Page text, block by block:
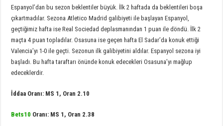
Espanyol’dan bu sezon beklentiler büyük. İlk 2 haftada da beklentileri boşa
çıkartmadılar. Sezona Atletico Madrid galibiyeti ile başlayan Espanyol,
geçtiğimiz hafta ise Real Sociedad deplasmanından 1 puan ile döndü. İlk 2
maçta 4 puan topladılar. Osasuna ise geçen hafta El Sadar’da konuk ettiği
Valencia’yı 1-0 ile geçti. Sezonun ilk galibiyetini aldılar. Espanyol sezona iyi
başladı. Bu hafta taraftarı önünde konuk edecekleri Osasuna’yı mağlup
edeceklerdir.
İddaa Oranı: MS 1 , Oran 2.10
Bets10 Oranı: MS 1, Oran 2.38